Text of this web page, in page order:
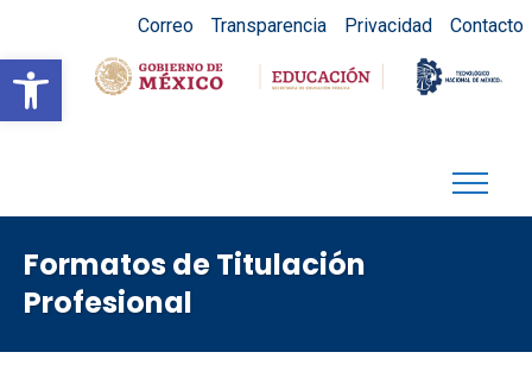
Abrir barra de herramientas
Correo Transparencia Privacidad Contacto
Formatos de Titulación
Profesional